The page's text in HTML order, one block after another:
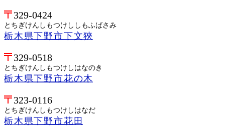
329-0424
とちぎけんしもつけししもふばさみ
栃木県下野市下文狹
329-0518
とちぎけんしもつけしはなのき
栃木県下野市花の木
323-0116
とちぎけんしもつけしはなだ
栃木県下野市花田